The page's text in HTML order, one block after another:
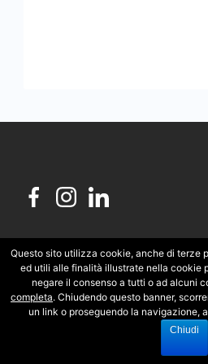
Copyright © 2026
Sviluppato da
Questo sito utilizza cookie, anche di terze
ed utili alle finalità illustrate nella cookie
negare il consenso a tutti o ad alcuni
completa. Chiudendo questo banner,
un link o proseguendo la navigazione,
Chiudi